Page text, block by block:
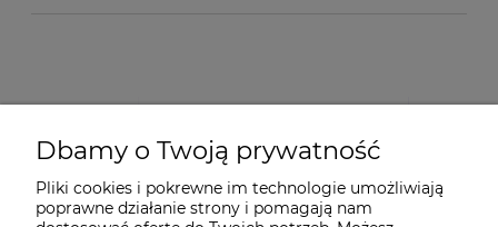
Dbamy o Twoją prywatność
Pliki cookies i pokrewne im technologie umożliwiają
poprawne działanie strony i pomagają nam